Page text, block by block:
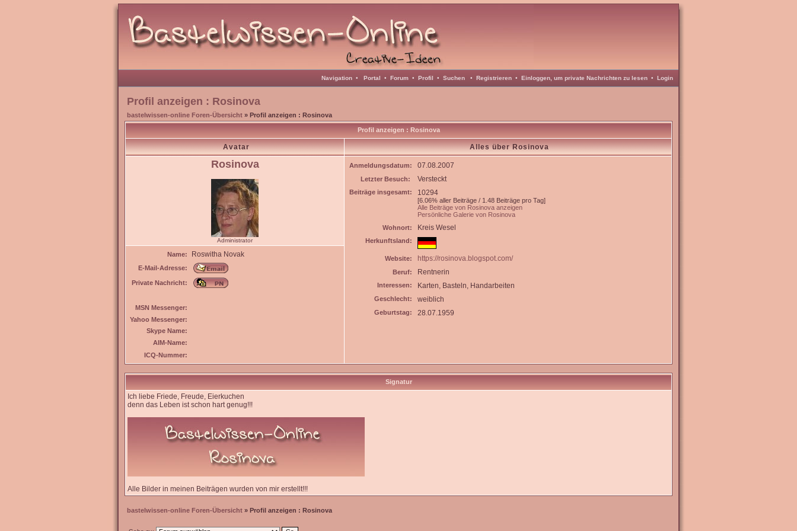
Navigation • Portal • Forum • Profil • Suchen • Registrieren • Einloggen, um private Nachrichten zu lesen • Login
Profil anzeigen : Rosinova
bastelwissen-online Foren-Übersicht » Profil anzeigen : Rosinova
Profil anzeigen : Rosinova
Avatar Alles über Rosinova
Rosinova
Administrator
Anmeldungsdatum: 07.08.2007
Letzter Besuch: Versteckt
Beiträge insgesamt: 10294
[6.06% aller Beiträge / 1.48 Beiträge pro Tag]
Alle Beiträge von Rosinova anzeigen
Persönliche Galerie von Rosinova
Wohnort:
Kreis Wesel
Herkunftsland:
Website: https://rosinova.blogspot.com/
Beruf: Rentnerin
Interessen: Karten, Basteln, Handarbeiten
Geschlecht: weiblich
Geburtstag: 28.07.1959
Name: Roswitha Novak
E-Mail-Adresse:
Private Nachricht:
MSN Messenger:
Yahoo Messenger:
Skype Name:
AIM-Name:
ICQ-Nummer:
Signatur
Ich liebe Friede, Freude, Eierkuchen
denn das Leben ist schon hart genug!!!
Alle Bilder in meinen Beiträgen wurden von mir erstellt!!!
bastelwissen-online Foren-Übersicht » Profil anzeigen : Rosinova